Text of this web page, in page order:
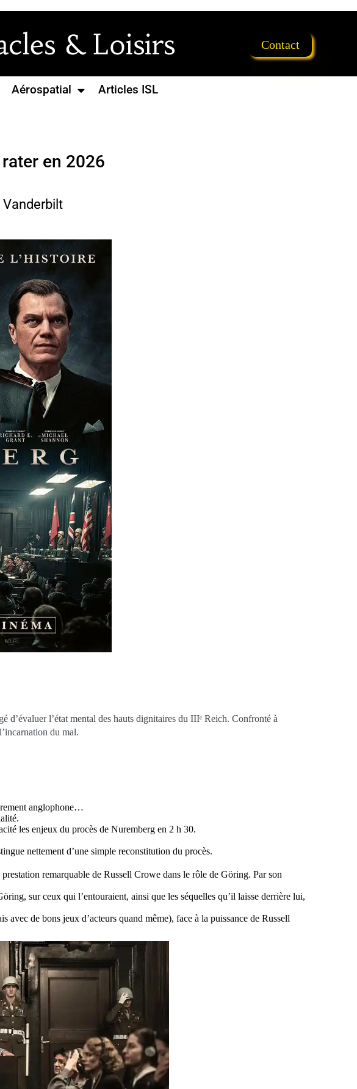
& Loisirs Contact
Aérospatial Articles ISL
en 2026
l’état mental des hauts dignitaires du IIIᵉ Reich. Confronté à
du mal.
anglophone…
les enjeux du procès de Nuremberg en 2 h 30.
nettement d’une simple reconstitution du procès.
remarquable de Russell Crowe dans le rôle de Göring. Par son
sur ceux qui l’entouraient, ainsi que les séquelles qu’il laisse derrière lui,
avec de bons jeux d’acteurs quand même), face à la puissance de Russell